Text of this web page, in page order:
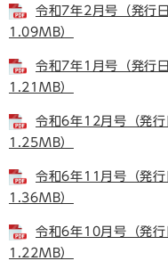
令和7年2月号（発行
1.09MB）
令和7年1月号（発行
1.21MB）
令和6年12月号（発
1.25MB）
令和6年11月号（発
1.36MB）
令和6年10月号（発
1.22MB）